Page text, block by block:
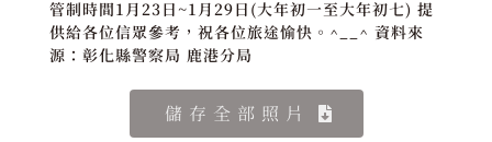
管制時間1月23日~1月29日(大年初一至大年初七) 提
供給各位信眾參考，祝各位旅途愉快。^__^ 資料來
源：彰化縣警察局 鹿港分局
儲存全部照片